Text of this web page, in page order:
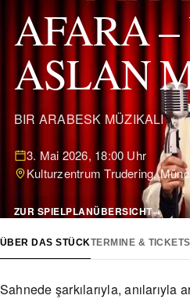
AFARA
ASLAN
BIR ARABESK MÜZIKALI
3. Mai 2026, 18:00 Uhr
Kulturzentrum Trudering,
ZUR SPIELPLANÜBERSICHT→
ÜBER DAS STÜCKTERMINE & TICKETS
Sahnede şarkılarıyla, anılarıyla